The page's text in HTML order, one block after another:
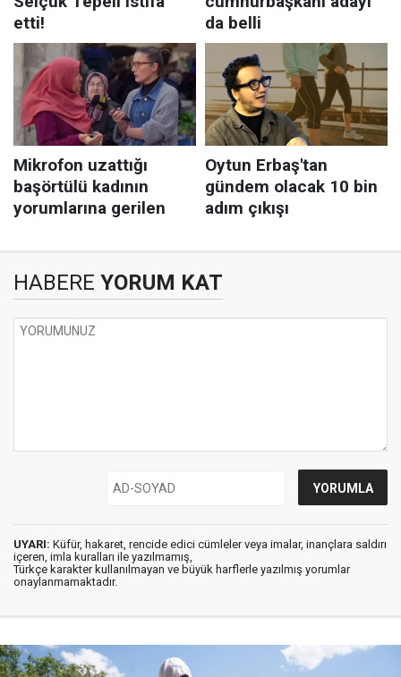
HABERE YORUM KAT
UYARI: Küfür, hakaret, rencide edici cümleler veya imalar, inançlara saldırı
içeren, imla kuralları ile yazılmamış,
Türkçe karakter kullanılmayan ve büyük harflerle yazılmış yorumlar
onaylanmamaktadır.